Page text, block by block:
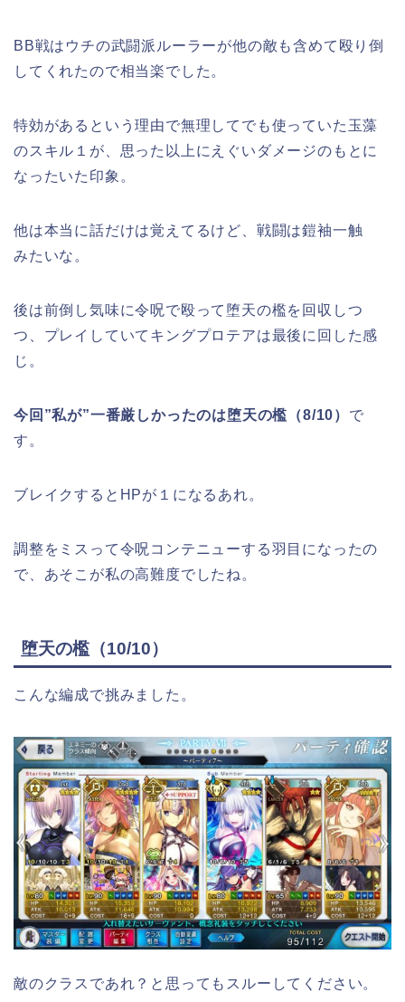
BB戦はウチの武闘派ルーラーが他の敵も含めて殴り倒
してくれたので相当楽でした。
特効があるという理由で無理してでも使っていた玉藻
のスキル１が、思った以上にえぐいダメージのもとに
なったいた印象。
他は本当に話だけは覚えてるけど、戦闘は鎧袖一触
みたいな。
後は前倒し気味に令呪で殴って堕天の檻を回収しつ
つ、プレイしていてキングプロテアは最後に回した感
じ。
今回”私が”一番厳しかったのは堕天の檻（8/10） で
す。
ブレイクするとHPが１になるあれ。
調整をミスって令呪コンテニューする羽目になったの
で、あそこが私の高難度でしたね。
堕天の檻（10/10）
こんな編成で挑みました。
敵のクラスであれ？と思ってもスルーしてください。